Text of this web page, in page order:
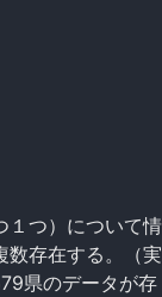
１つ）について情
数存在する。（実
県のデータが存